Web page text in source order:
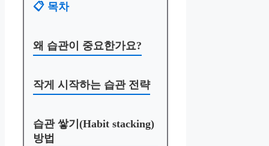
📋 목차
왜 습관이 중요한가요?
작게 시작하는 습관 전략
습관 쌓기(Habit stacking)
방법